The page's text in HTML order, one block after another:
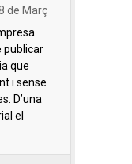
de Març
publicar
que
i sense
D’una
el